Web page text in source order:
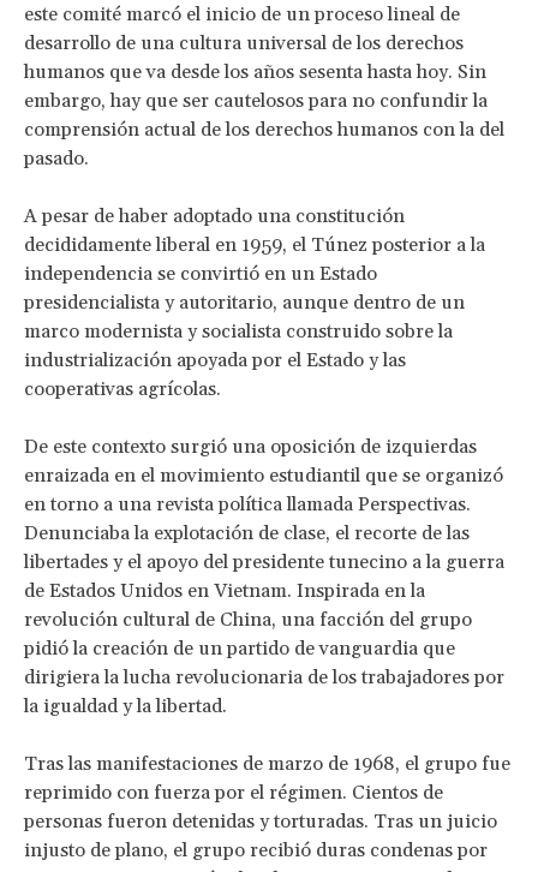
este comité marcó el inicio de un proceso lineal de
desarrollo de una cultura universal de los derechos
humanos que va desde los años sesenta hasta hoy. Sin
embargo, hay que ser cautelosos para no confundir la
comprensión actual de los derechos humanos con la del
pasado.
A pesar de haber adoptado una constitución
decididamente liberal en 1959, el Túnez posterior a la
independencia se convirtió en un Estado
presidencialista y autoritario, aunque dentro de un
marco modernista y socialista construido sobre la
industrialización apoyada por el Estado y las
cooperativas agrícolas.
De este contexto surgió una oposición de izquierdas
enraizada en el movimiento estudiantil que se organizó
en torno a una revista política llamada Perspectivas.
Denunciaba la explotación de clase, el recorte de las
libertades y el apoyo del presidente tunecino a la guerra
de Estados Unidos en Vietnam. Inspirada en la
revolución cultural de China, una facción del grupo
pidió la creación de un partido de vanguardia que
dirigiera la lucha revolucionaria de los trabajadores por
la igualdad y la libertad.
Tras las manifestaciones de marzo de 1968, el grupo fue
reprimido con fuerza por el régimen. Cientos de
personas fueron detenidas y torturadas. Tras un juicio
injusto de plano, el grupo recibió duras condenas por